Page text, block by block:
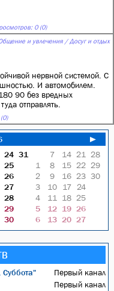
0 (0)
и увлечения / Досуг и отдых
нервной системой. С
И автомобилем.
90 без вредных
отправлять.
►
24 31
25
26
27
28
29
30
7 14 21
28
1
8 15 22 29
2
9 16 23 30
3
10 17
24
4
11 18 25
5
12 19 26
6
13 20 27
Суббота" Первый канал
Первый канал